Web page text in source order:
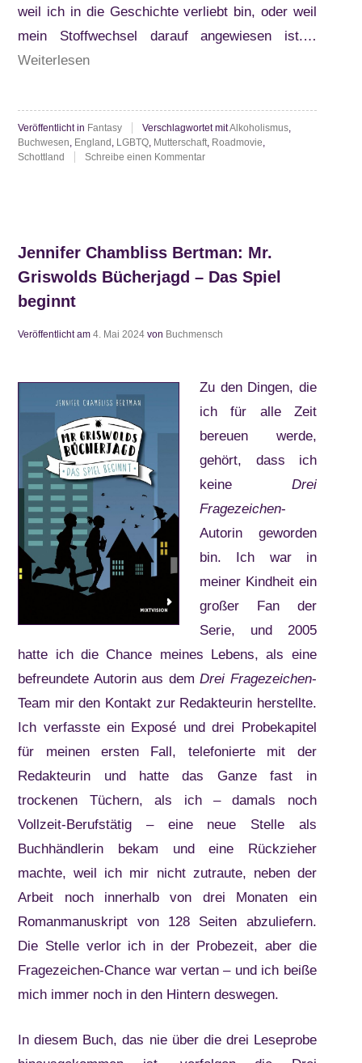
weil ich in die Geschichte verliebt bin, oder weil
mein Stoffwechsel darauf angewiesen ist.…
Weiterlesen“Sunyi
The
Book
Eaters”
Veröffentlicht in Fantasy Verschlagwortet mitAlkoholismus
Buchwesen England LGBTQ Mutterschaft Roadmovie
Schottland
Schreibe einen Kommentarzu
Jennifer Chambliss Bertman: Mr.
Griswolds Bücherjagd – Das Spiel
beginnt
Veröffentlicht am4. Mai 2024 von Buchmensch
Zu den Dingen, die
ich für alle Zeit
bereuen werde,
gehört, dass ich
keine Drei
Fragezeichen-
Autorin geworden
bin. Ich war in
meiner Kindheit ein
großer Fan der
Serie, und 2005
hatte ich die Chance meines Lebens, als eine
befreundete Autorin aus demDrei Fragezeichen-
Team mir den Kontakt zur Redakteurin herstellte.
Ich verfasste ein Exposé und drei Probekapitel
für meinen ersten Fall, telefonierte mit der
Redakteurin und hatte das Ganze fast in
trockenen Tüchern, als ich – damals noch
Vollzeit-Berufstätig – eine neue Stelle als
Buchhändlerin bekam und eine Rückzieher
machte, weil ich mir nicht zutraute, neben der
Arbeit noch innerhalb von drei Monaten ein
Romanmanuskript von 128 Seiten abzuliefern.
Die Stelle verlor ich in der Probezeit, aber die
Fragezeichen-Chance war vertan – und ich beiße
mich immer noch in den Hintern deswegen.
In diesem Buch, das nie über die drei Leseprobe